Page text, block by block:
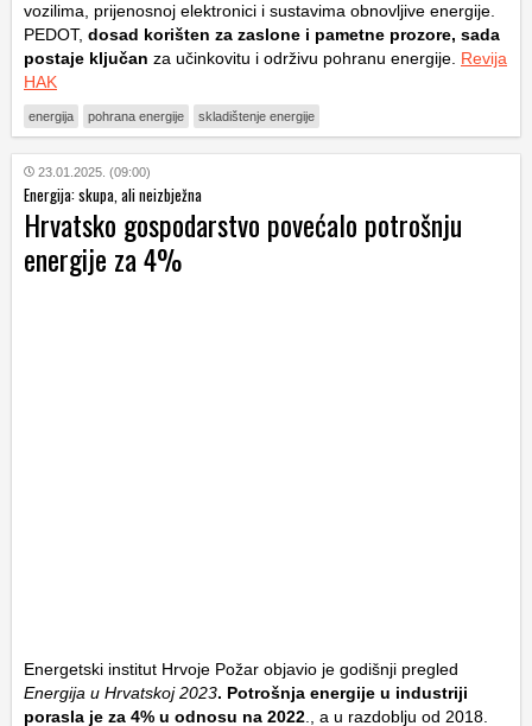
vozilima, prijenosnoj elektronici i sustavima obnovljive energije.
PEDOT, dosad korišten za zaslone i pametne prozore, sada
postaje ključan za učinkovitu i održivu pohranu energije. Revija
HAK
energija pohrana energije skladištenje energije
23.01.2025. (09:00)
Energija: skupa, ali neizbježna
Hrvatsko gospodarstvo povećalo potrošnju
energije za 4%
Energetski institut Hrvoje Požar objavio je godišnji pregled
Energija u Hrvatskoj 2023. Potrošnja energije u industriji
porasla je za 4% u odnosu na 2022 ., a u razdoblju od 2018.